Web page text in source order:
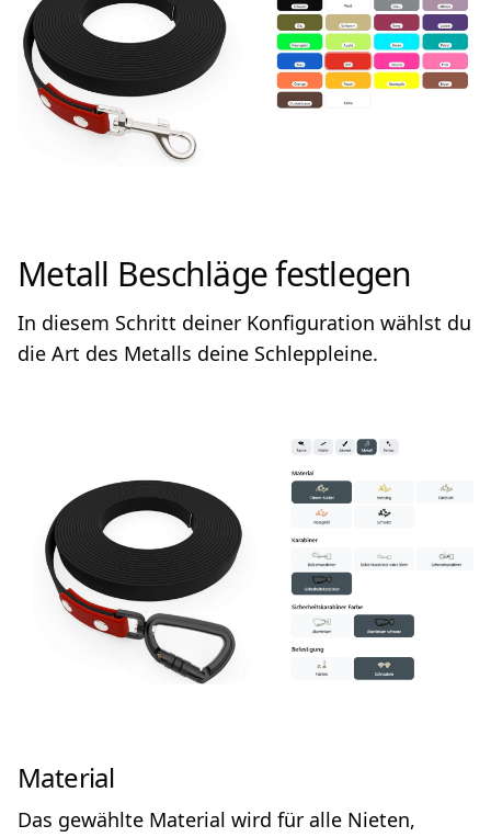
Metall Beschläge festlegen
In diesem Schritt deiner Konfiguration wählst du
die Art des Metalls deine Schleppleine.
Material
Das gewählte Material wird für alle Nieten,